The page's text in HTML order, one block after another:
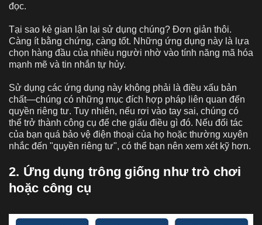
đọc.
Tại sao kẻ gian lận lại sử dụng chúng? Đơn giản thôi.
Càng ít bằng chứng, càng tốt. Những ứng dụng này là lựa
chọn hàng đầu của nhiều người nhờ vào tính năng mã hóa
mạnh mẽ và tin nhắn tự hủy.
Sử dụng các ứng dụng này không phải là điều xấu bản
chất—chúng có những mục đích hợp pháp liên quan đến
quyền riêng tư. Tuy nhiên, nếu rơi vào tay sai, chúng có
thể trở thành công cụ để che giấu điều gì đó. Nếu đối tác
của bạn quá bảo vệ điện thoại của họ hoặc thường xuyên
nhắc đến "quyền riêng tư", có thể bạn nên xem xét kỹ hơn.
2. Ứng dụng trông giống như trò chơi
hoặc công cụ